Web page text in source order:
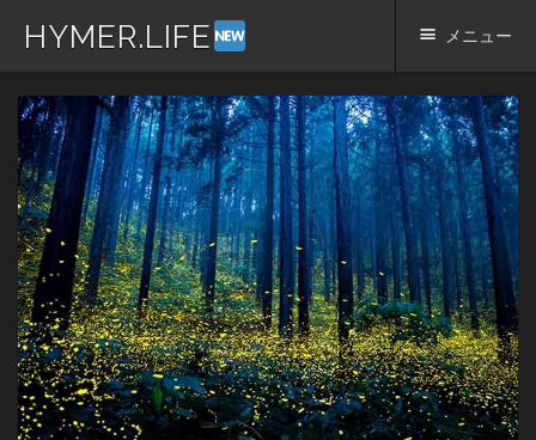
HYMER.LIFE メニュー
コ
テ
ン
ツ
へ
ス
キ
ッ
プ